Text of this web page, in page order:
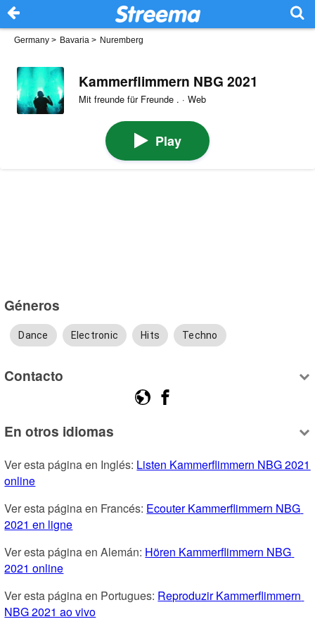
Germany > Bavaria > Nuremberg
Kammerflimmern NBG 2021
Mit freunde für Freunde . · Web
Play
Géneros
Dance Electronic Hits Techno
Contacto
En otros idiomas
Ver esta página en Inglés: Listen Kammerflimmern NBG 2021
online
Ver esta página en Francés: Ecouter Kammerflimmern NBG
2021 en ligne
Ver esta página en Alemán: Hören Kammerflimmern NBG
2021 online
Ver esta página en Portugues: Reproduzir Kammerflimmern
NBG 2021 ao vivo